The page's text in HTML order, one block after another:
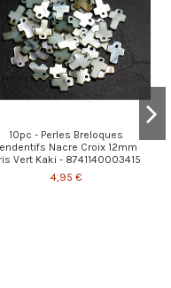
10pc - Perles Breloques
Nacre Croix 12mm
Vert Kaki - 8741140003415
4,95 €